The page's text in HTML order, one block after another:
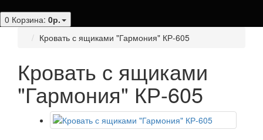
0 Корзина: 0р.
Кровать с ящиками "Гармония" КР-605
Кровать с ящиками
"Гармония" КР-605